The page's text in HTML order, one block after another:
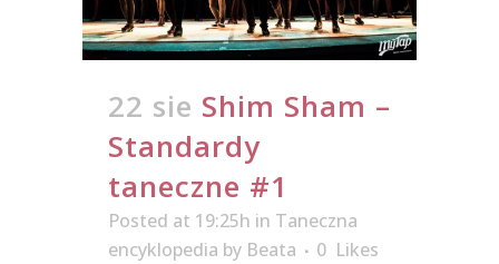
22 sie Shim Sham –
Standardy
taneczne #1
Posted at 19:25h in Taneczna
encyklopedia by Beata 0 Likes